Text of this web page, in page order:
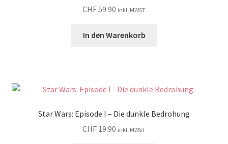
CHF59.90 inkl. MWST
In den Warenkorb
Star Wars: Episode I – Die dunkle Bedrohung
CHF 19.90 inkl. MWST